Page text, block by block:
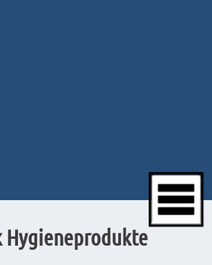
Hygieneprodukte